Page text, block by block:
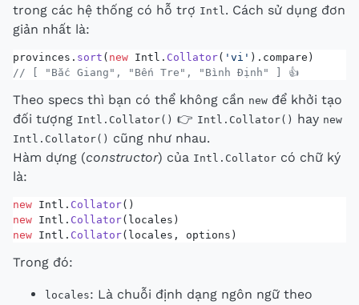
trong các hệ thống có hỗ trợ Intl. Cách sử dụng đơn
giản nhất là:
provinces. sort ( new Intl. Collator( 'vi' ).compare)
// [ "Bắc Giang", "Bến Tre", "Bình Định" ] 👍
Theo specs thì bạn có thể không cần new để khởi tạo
đối tượng Intl.Collator() 👉 Intl.Collator() hay new
Intl.Collator() cũng như nhau.
Hàm dựng (constructor) của Intl.Collator có chữ ký
là:
new Intl. Collator()
new Intl. Collator(locales)
new Intl. Collator(locales, options)
Trong đó:
locales: Là chuỗi định dạng ngôn ngữ theo